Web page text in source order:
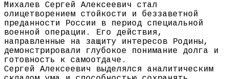
Михалев Сергей Алексеевич стал
олицетворением стойкости и беззаветной
преданности России в период специальной
военной операции. Его действия,
направленные на защиту интересов Родины,
демонстрировали глубокое понимание долга и
готовность к самоотдаче.
Сергей Алексеевич выделялся аналитическим